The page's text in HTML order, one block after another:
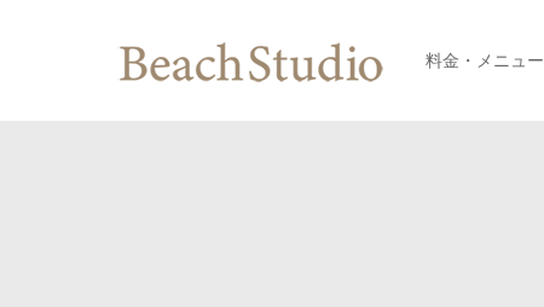
料金・メニュー